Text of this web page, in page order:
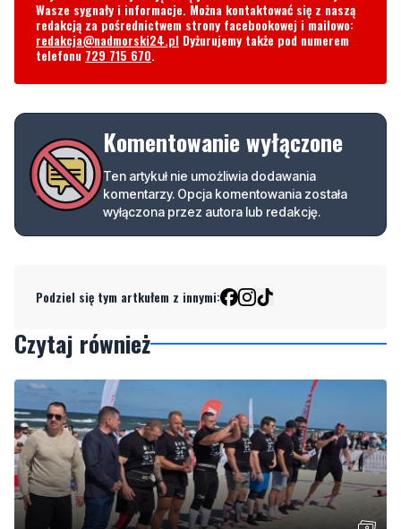
Komentowanie wyłączone
Ten artykuł nie umożliwia dodawania
wyłączona przez autora lub redakcję.
Podziel się tym artkułem z innymi:
Nad morzem zmierzyli się najsilniejsi. Sportowe
emocje i ważny cel